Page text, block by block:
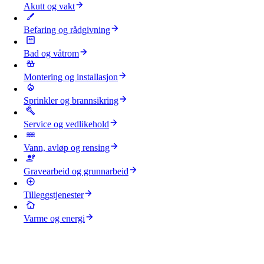
Akutt og vakt
Befaring og rådgivning
Bad og våtrom
Montering og installasjon
Sprinkler og brannsikring
Service og vedlikehold
Vann, avløp og rensing
Gravearbeid og grunnarbeid
Tilleggstjenester
Varme og energi